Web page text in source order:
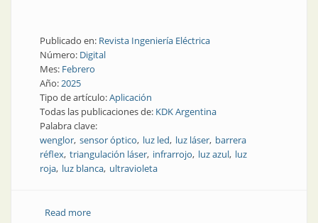
Publicado en: Revista Ingeniería Eléctrica
Número: Digital
Mes: Febrero
Año:2025
Tipo de artículo:Aplicación
Todas las publicaciones de: KDK Argentina
Palabra clave:
wenglor sensor óptico luz led luz láser barrera
réflex triangulación láser infrarrojo luz azul luz
roja luz blanca ultravioleta
Read moreabout Sensores ópticos: un tipo de luz para cada